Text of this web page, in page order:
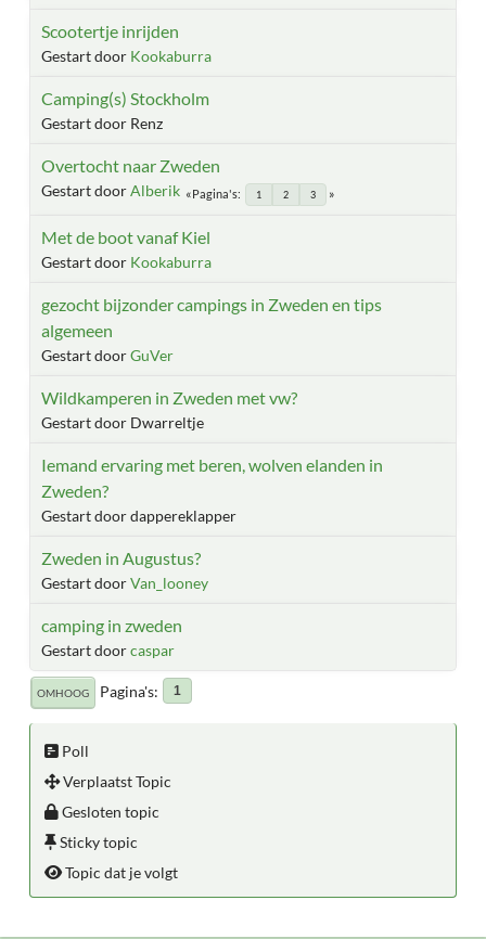
Scootertje inrijden
Gestart door Kookaburra
Camping(s) Stockholm
Gestart door Renz
Overtocht naar Zweden
Gestart doorAlberik Pagina's 1 2 3
Met de boot vanaf Kiel
Gestart door Kookaburra
gezocht bijzonder campings in Zweden en tips
algemeen
Gestart doorGuVer
Wildkamperen in Zweden met vw?
Gestart door Dwarreltje
Iemand ervaring met beren, wolven elanden in
Zweden?
Gestart door dappereklapper
Zweden in Augustus?
Gestart doorVan_looney
camping in zweden
Gestart doorcaspar
OMHOOG Pagina's 1
Poll
Verplaatst Topic
Gesloten topic
Sticky topic
Topic dat je volgt